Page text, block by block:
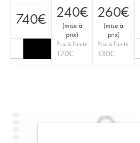
740€ 240€
(mise à
prix)
Prix à l'unité
120€
260€
(mise à
prix)
Prix à l'unité
130€